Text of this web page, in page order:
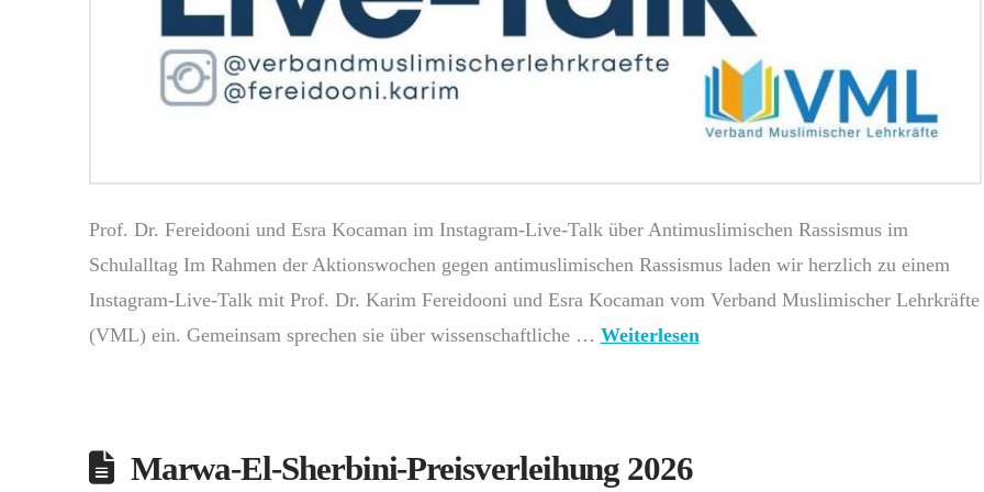
Prof. Dr. Fereidooni und Esra Kocaman im Instagram-Live-Talk über Antimuslimischen Rassismus im
Schulalltag Im Rahmen der Aktionswochen gegen antimuslimischen Rassismus laden wir herzlich zu einem
Instagram-Live-Talk mit Prof. Dr. Karim Fereidooni und Esra Kocaman vom Verband Muslimischer Lehrkräfte
(VML) ein. Gemeinsam sprechen sie über wissenschaftliche … Weiterlesen
Marwa-El-Sherbini-Preisverleihung 2026